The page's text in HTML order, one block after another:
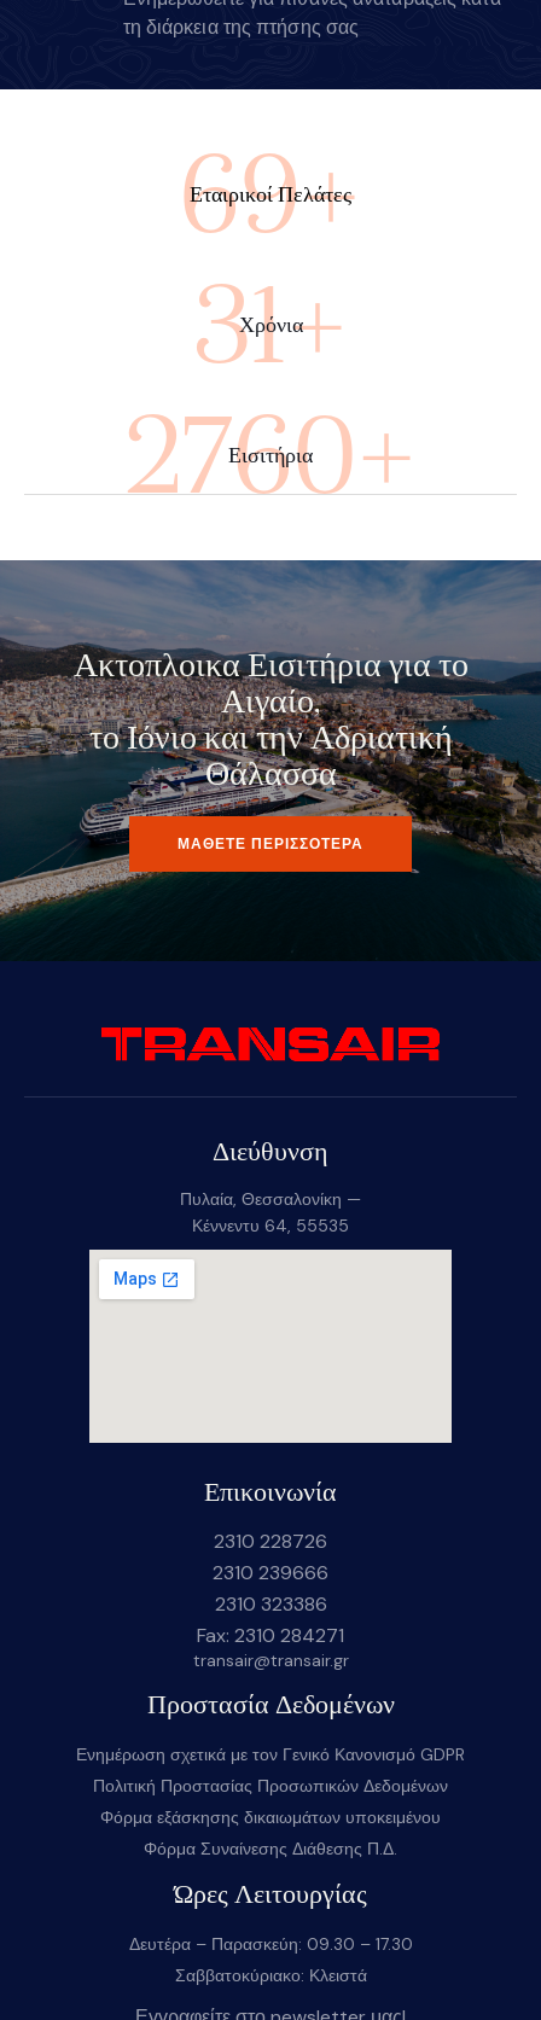
τη διάρκεια της πτήσης σας
100+
Εταιρικοί Πελάτες
45+
Χρόνια
4000+
Εισιτήρια
Ακτοπλοικα Εισιτήρια για το
Αιγαίο,
το Ιόνιο και την Αδριατική
Θάλασσα
ΜΑΘΕΤΕ ΠΕΡΙΣΣΟΤΕΡΑ
Διεύθυνση
Πυλαία, Θεσσαλονίκη —
Κέννεντυ 64, 55535
Επικοινωνία
2310 228726
2310 239666
2310 323386
Fax: 2310 284271
transair@transair.gr
Προστασία Δεδομένων
Ενημέρωση σχετικά με τον Γενικό Κανονισμό GDPR
Πολιτική Προστασίας Προσωπικών Δεδομένων
Φόρμα εξάσκησης δικαιωμάτων υποκειμένου
Φόρμα Συναίνεσης Διάθεσης Π.Δ.
Ώρες Λειτουργίας
Δευτέρα – Παρασκεύη: 09.30 – 17.30
Σαββατοκύριακο: Κλειστά